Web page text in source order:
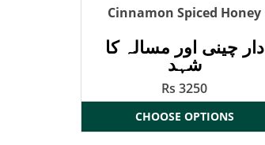
Cinnamon Spiced Honey
دار چینی اور مسالہ کا
شہد
Rs 3250
CHOOSE OPTIONS